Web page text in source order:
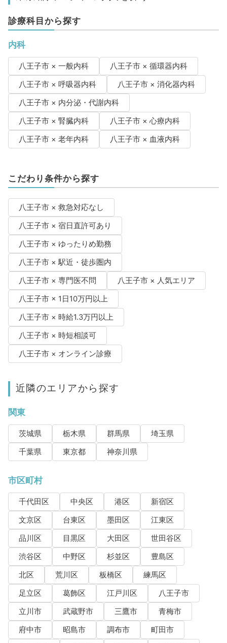
診療科目から探す
内科
八王子市 × 一般内科
八王子市 × 循環器内科
八王子市 × 呼吸器内科
八王子市 × 消化器内科
八王子市 × 内分泌・代謝内科
八王子市 × 腎臓内科
八王子市 × 心療内科
八王子市 × 老年内科
八王子市 × 血液内科
こだわり条件から探す
八王子市 × 救急対応なし
八王子市 × 宿日直許可あり
八王子市 × ゆったりめ勤務
八王子市 × 駅近・徒歩圏内
八王子市 × 専門医不問
八王子市 × 人気エリア
八王子市 × 1日10万円以上
八王子市 × 時給1.3万円以上
八王子市 × 時短相談可
八王子市 × オンライン診療
近隣のエリアから探す
関東
茨城県 栃木県 群馬県
埼玉県
千葉県
東京都 神奈川県
市区町村
千代田区 中央区 港区
新宿区
文京区
台東区 墨田区
江東区
品川区
目黒区 大田区
世田谷区
渋谷区
中野区 杉並区
豊島区
北区
荒川区 板橋区
練馬区
足立区
葛飾区 江戸川区
八王子市
立川市
武蔵野市 三鷹市
青梅市
府中市
昭島市 調布市
町田市